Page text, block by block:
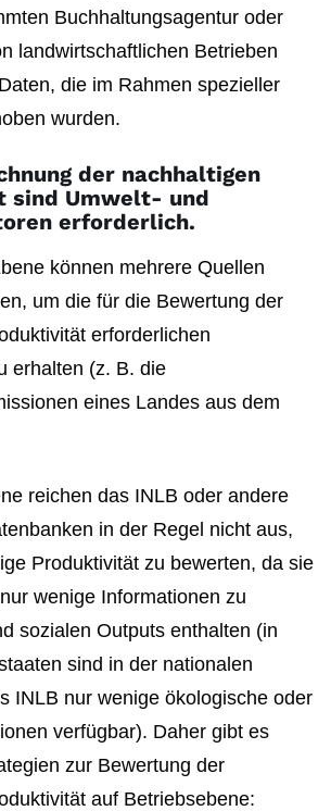
Buchhaltungsagentur oder
landwirtschaftlichen Betrieben
die im Rahmen spezieller
wurden.
der nachhaltigen
sind Umwelt- und
erforderlich.
können mehrere Quellen
um die für die Bewertung der
erforderlichen
erhalten (z. B. die
eines Landes aus dem
reichen das INLB oder andere
in der Regel nicht aus,
Produktivität zu bewerten, da sie
wenige Informationen zu
sozialen Outputs enthalten (in
sind in der nationalen
INLB nur wenige ökologische oder
verfügbar). Daher gibt es
zur Bewertung der
auf Betriebsebene: